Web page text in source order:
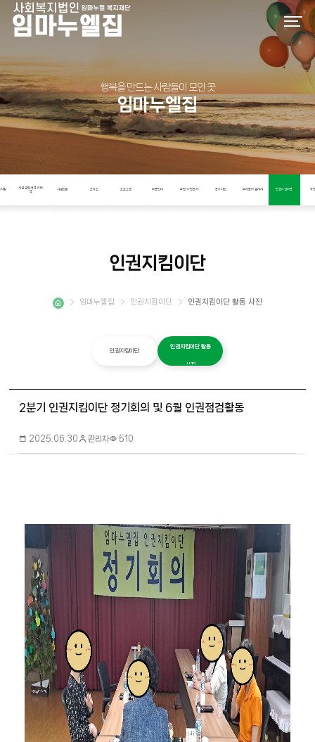
행복을 만드는 사람들이 모인 곳
임마누엘집
사말
시설 설립 목적과 비
전
시설현황 조직도 프로그램 이용안내 후원/자원봉사 공지사항 우리들의 갤러리 인권지킴이단 직
인권지킴이단
임마누엘집 인권지킴이단 인권지킴이단 활동 사진
인권지킴이단
인권지킴이단 활동
사진
2분기 인권지킴이단 정기회의 및 6월 인권점검활동
2025.06.30 관리자 510